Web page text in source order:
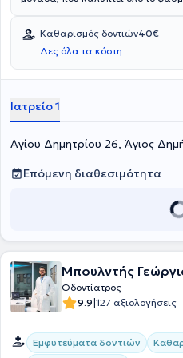
μακροχρόνια εμπειρία και
συνεδρίων και σεμιναρίων,
χειρουργική οδοντιατρική. Στο
αυστηρά διεθνή πρωτόκολλα
αποστείρωση των εργαλείων.
Καθαρισμός δοντιών40€
Δες όλα τα κόστη
Ιατρείο 1
Αγίου Δημητρίου 26, Άγιος
Επόμενη διαθεσιμότητα
Μπουλντής
Οδοντίατρος
9.9|127 αξιολογήσεις
Εμφυτεύματα δοντιών